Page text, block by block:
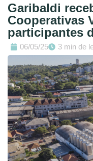
Garibaldi
Cooperativas
participantes
06/05/25 3 min de